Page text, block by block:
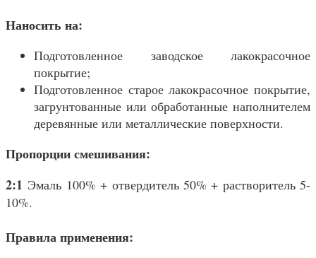
Наносить на:
Подготовленное заводское лакокрасочное
покрытие;
Подготовленное старое лакокрасочное покрытие,
загрунтованные или обработанные наполнителем
деревянные или металлические поверхности.
Пропорции смешивания:
2:1 Эмаль 100% + отвердитель 50% + растворитель 5-
10%.
Правила применения: